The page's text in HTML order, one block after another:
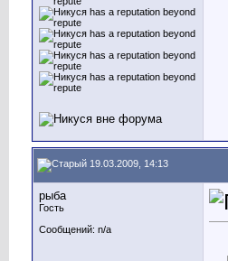
19.03.2009, 14:13
рыба
Гость
Сообщений: n/a